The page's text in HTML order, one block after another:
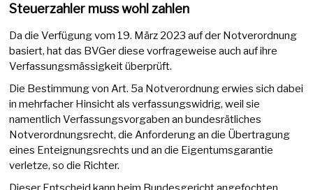
Steuerzahler muss wohl zahlen
Da die Verfügung vom 19. März 2023 auf der Notverordnung
basiert, hat das BVGer diese vorfrageweise auch auf ihre
Verfassungsmässigkeit überprüft.
Die Bestimmung von Art. 5a Notverordnung erwies sich dabei
in mehrfacher Hinsicht als verfassungswidrig, weil sie
namentlich Verfassungsvorgaben an bundesrätliches
Notverordnungsrecht, die Anforderung an die Übertragung
eines Enteignungsrechts und an die Eigentumsgarantie
verletze, so die Richter.